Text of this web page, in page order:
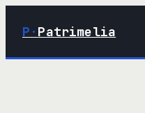
P· Patrimelia